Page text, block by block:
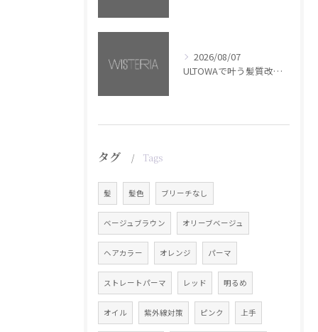
2026/08/07
ULTOWAで叶う髪質改善美髪カラー【銀座・美容室WISTERIA】
タグ Tags
髪 髪色 ブリーチなし
ベージュブラウン オリーブベージュ
ヘアカラー オレンジ パーマ
ストレートパーマ レッド 明るめ
オイル 紫外線対策 ピンク 上手